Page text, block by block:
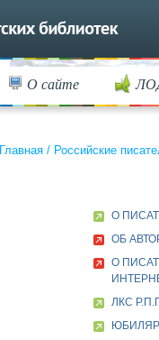
О сайте
Главная / Российские
О
ОБ
О
ЛКС
ЮБИЛЯР